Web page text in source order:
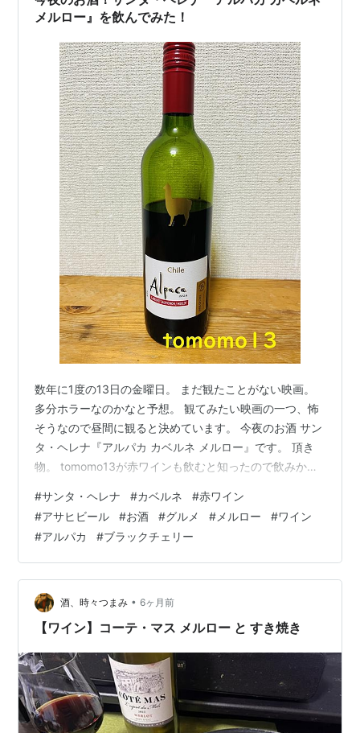
メルロー』を飲んでみた！
数年に1度の13日の金曜日。 まだ観たことがない映画。
多分ホラーなのかなと予想。 観てみたい映画の一つ、怖
そうなので昼間に観ると決めています。 今夜のお酒 サン
タ・ヘレナ『アルパカ カベルネ メルロー』です。 頂き
物。 tomomo13が赤ワインも飲むと知ったので飲みかけ
でゲットしたとか。 コンビニでワインは買うといつかは
無料クーポンが届くらしい。 良い情報を知った。 リンク
『アルパカ カベルネ メルロー』は熟したブラックチェリ
ー、カシスやプラムの果実味とまろやかなコクが特徴、
どんな料理にも合わせやすいワインです。 裏面。 原産国
はチリ、…
#サンタ・ヘレナ #カベルネ #赤ワイン
#アサヒビール #お酒 #グルメ # メルロー #ワイン
#アルパカ #ブラックチェリー
酒、時々つまみ • 6ヶ月前
【ワイン】コーテ・マス メルロー と すき焼き